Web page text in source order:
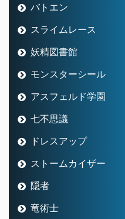
バトエン
スライムレース
妖精図書館
モンスターシール
アスフェルド学園
七不思議
ドレスアップ
ストームカイザー
隠者
竜術士